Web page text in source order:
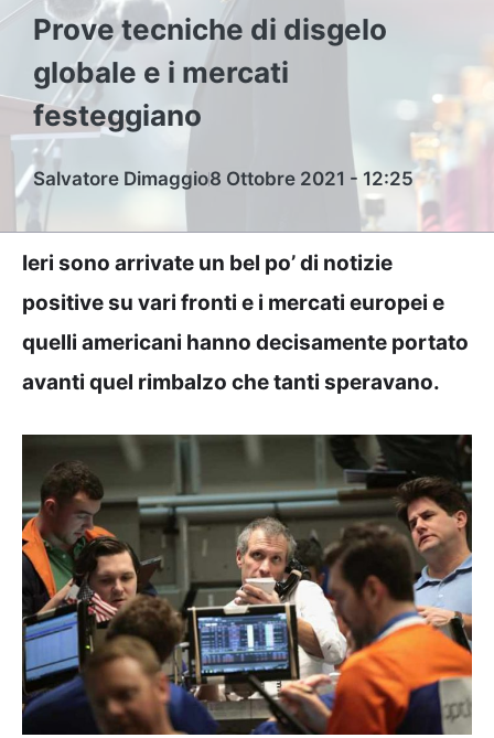
Prove tecniche di disgelo
globale e i mercati
festeggiano
Salvatore Dimaggio8 Ottobre 2021 - 12:25
Ieri sono arrivate un bel po’ di notizie
positive su vari fronti e i mercati europei e
quelli americani hanno decisamente portato
avanti quel rimbalzo che tanti speravano.